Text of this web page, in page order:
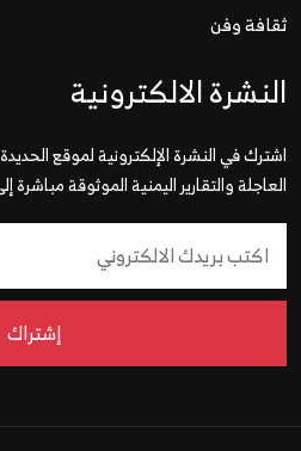
ثقافة وفن
النشرة الالكترونية
اشترك في النشرة الإلكترونية لموقع
العاجلة والتقارير اليمنية الموثوقة مباشرة
إشتراك